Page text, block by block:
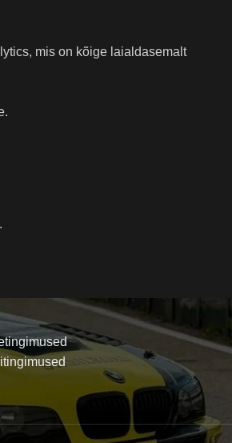
mis on kõige laialdasemalt